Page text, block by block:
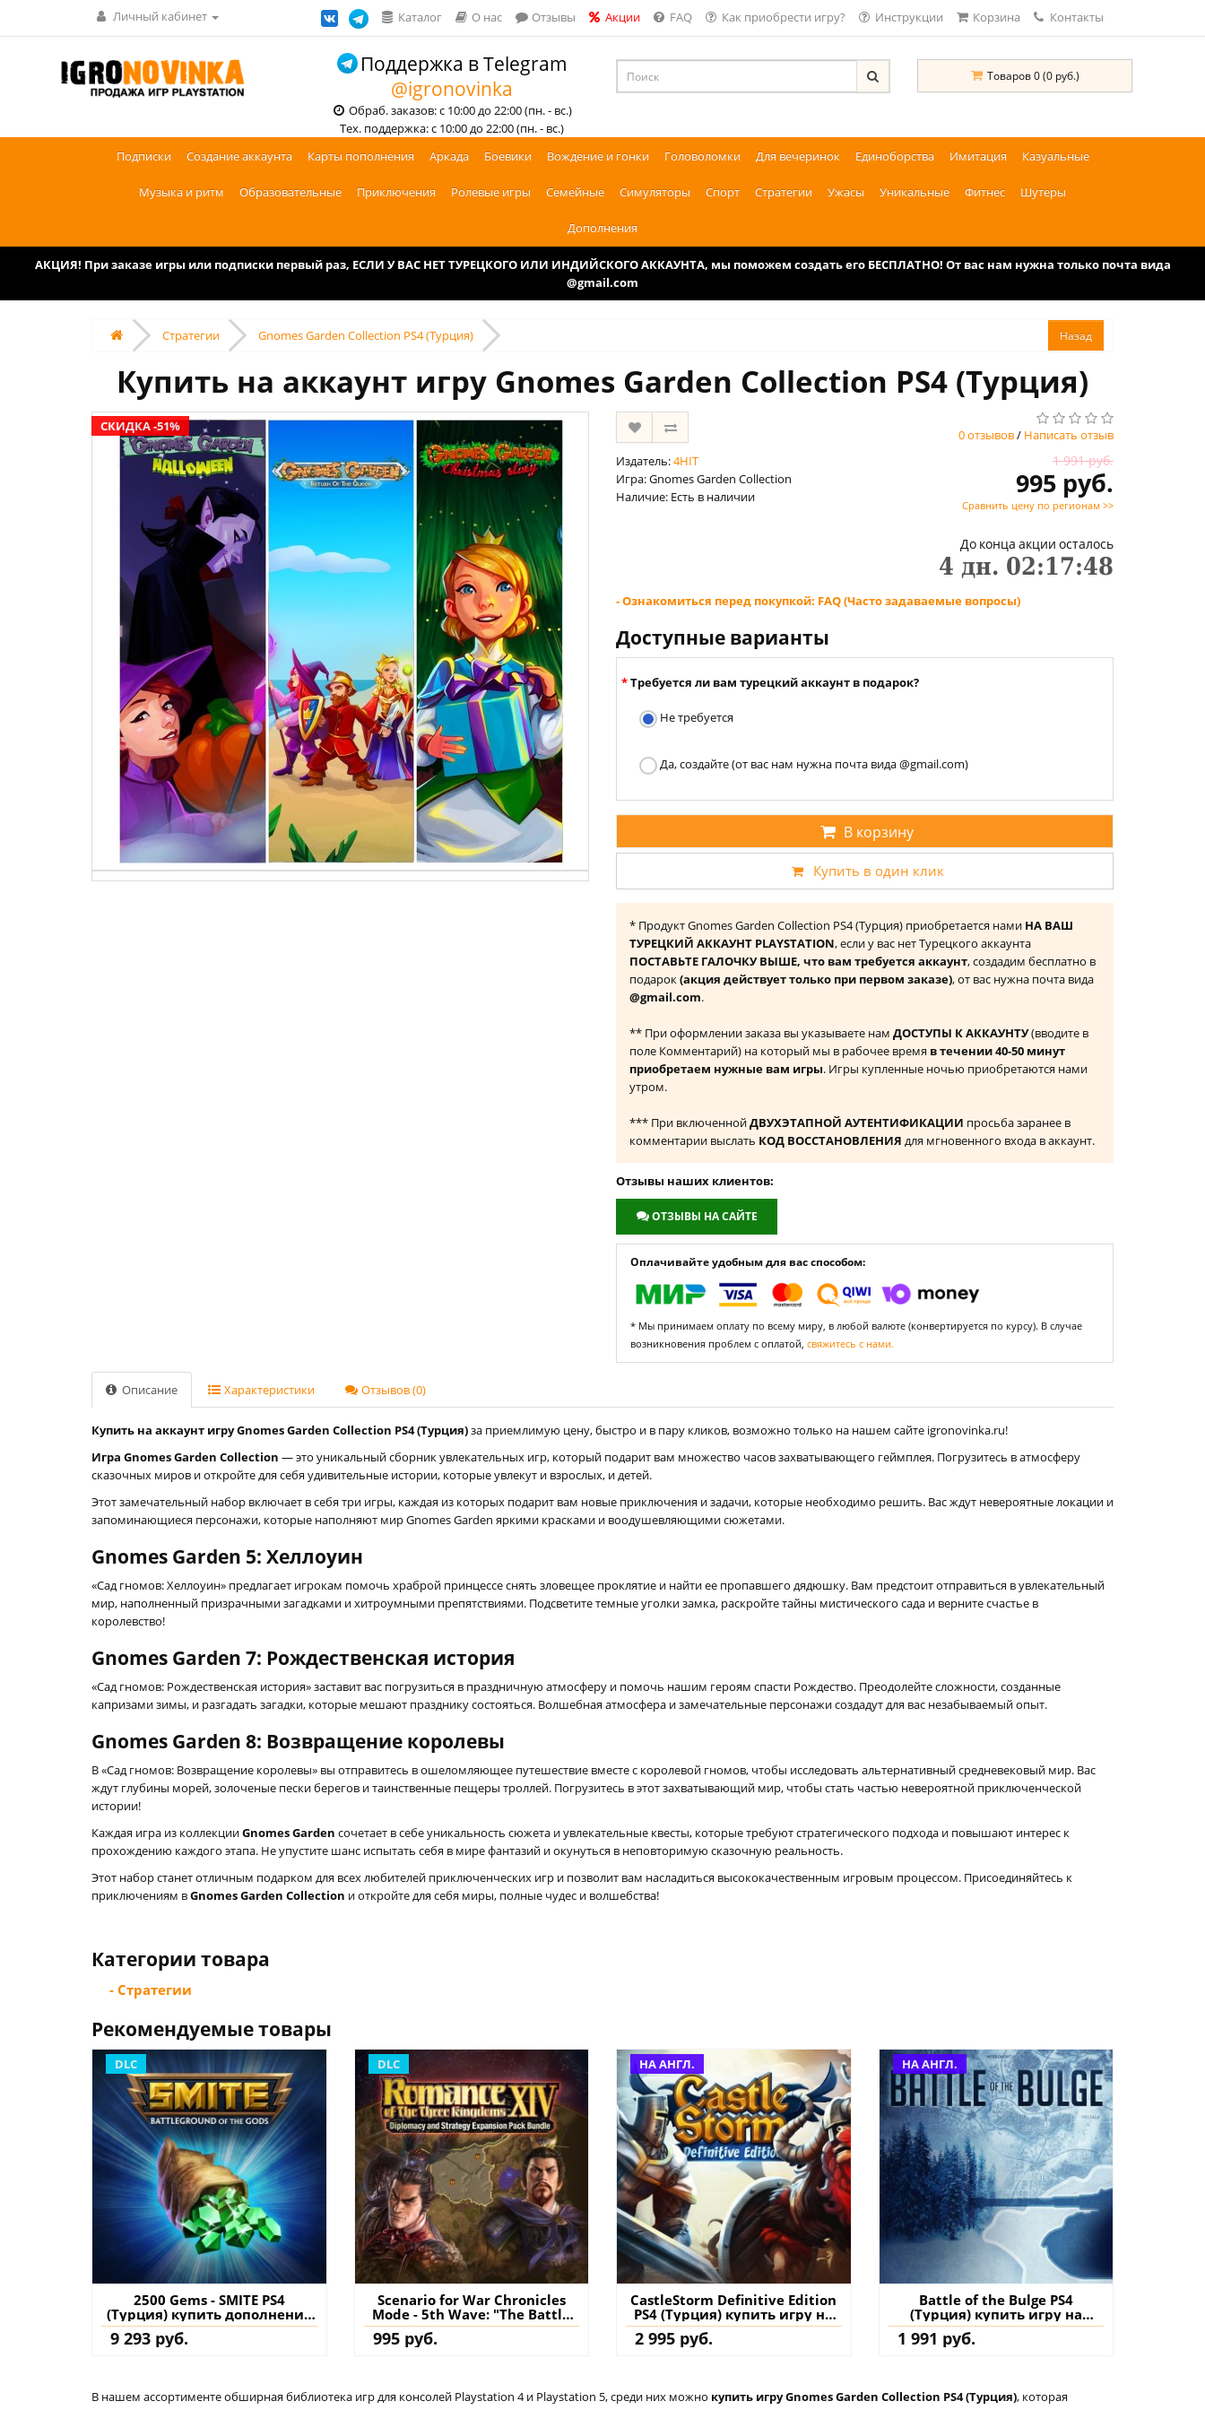
Личный кабинет Каталог О нас Отзывы Акции FAQ Как приобрести игру? Инструкции Корзина Контакты
Поддержка в Telegram
@igronovinka
Обраб. заказов: с 10:00 до 22:00 (пн. - вс.)
Тех. поддержка: с 10:00 до 22:00 (пн. - вс.)
Товаров 0 (0 руб.)
Подписки Создание аккаунта Карты пополнения Аркада Боевики Вождение и гонки Головоломки Для вечеринок Единоборства Имитация Казуальные
Музыка и ритм Образовательные Приключения Ролевые игры Семейные Симуляторы Спорт Стратегии Ужасы Уникальные Фитнес Шутеры
Дополнения
АКЦИЯ! При заказе игры или подписки первый раз, ЕСЛИ У ВАС НЕТ ТУРЕЦКОГО ИЛИ ИНДИЙСКОГО АККАУНТА, мы поможем создать его БЕСПЛАТНО! От вас нам нужна только почта вида
@gmail.com
Стратегии Gnomes Garden Collection PS4 (Турция)
Купить на аккаунт игру Gnomes Garden Collection PS4 (Турция)
СКИДКА -51%
0 отзывов/ Написать отзыв
Издатель:4HIT
Игра: Gnomes Garden Collection
Наличие: Есть в наличии
1 991 руб.
995 руб.
Сравнить цену по регионам >>
До конца акции осталось
4 дн. 02:17:47
- Ознакомиться перед покупкой: FAQ (Часто задаваемые вопросы)
Доступные варианты
Требуется ли вам турецкий аккаунт в подарок?
Не требуется
Да, создайте (от вас нам нужна почта вида @gmail.com)
В корзину
Купить в один клик
* Продукт Gnomes Garden Collection PS4 (Турция) приобретается нами НА ВАШ
ТУРЕЦКИЙ АККАУНТ PLAYSTATION, если у вас нет Турецкого аккаунта
ПОСТАВЬТЕ ГАЛОЧКУ ВЫШЕ, что вам требуется аккаунт, создадим бесплатно в
подарок(акция действует только при первом заказе), от вас нужна почта вида
@gmail.com.
** При оформлении заказа вы указываете нам ДОСТУПЫ К АККАУНТУ(вводите в
поле Комментарий) на который мы в рабочее время в течении 40-50 минут
приобретаем нужные вам игры. Игры купленные ночью приобретаются нами
утром.
*** При включеннойДВУХЭТАПНОЙ АУТЕНТИФИКАЦИИ просьба заранее в
комментарии выслать КОД ВОССТАНОВЛЕНИЯ для мгновенного входа в аккаунт.
Отзывы наших клиентов:
ОТЗЫВЫ НА САЙТЕ
Оплачивайте удобным для вас способом:
* Мы принимаем оплату по всему миру, в любой валюте (конвертируется по курсу). В случае
возникновения проблем с оплатой, свяжитесь с нами.
Описание Характеристики Отзывов (0)
Купить на аккаунт игру Gnomes Garden Collection PS4 (Турция)за приемлимую цену, быстро и в пару кликов, возможно только на нашем сайте igronovinka.ru!
Игра Gnomes Garden Collection — это уникальный сборник увлекательных игр, который подарит вам множество часов захватывающего геймплея. Погрузитесь в атмосферу
сказочных миров и откройте для себя удивительные истории, которые увлекут и взрослых, и детей.
Этот замечательный набор включает в себя три игры, каждая из которых подарит вам новые приключения и задачи, которые необходимо решить. Вас ждут невероятные локации и
запоминающиеся персонажи, которые наполняют мир Gnomes Garden яркими красками и воодушевляющими сюжетами.
Gnomes Garden 5: Хеллоуин
«Сад гномов: Хеллоуин» предлагает игрокам помочь храброй принцессе снять зловещее проклятие и найти ее пропавшего дядюшку. Вам предстоит отправиться в увлекательный
мир, наполненный призрачными загадками и хитроумными препятствиями. Подсветите темные уголки замка, раскройте тайны мистического сада и верните счастье в
королевство!
Gnomes Garden 7: Рождественская история
«Сад гномов: Рождественская история» заставит вас погрузиться в праздничную атмосферу и помочь нашим героям спасти Рождество. Преодолейте сложности, созданные
капризами зимы, и разгадать загадки, которые мешают празднику состояться. Волшебная атмосфера и замечательные персонажи создадут для вас незабываемый опыт.
Gnomes Garden 8: Возвращение королевы
В «Сад гномов: Возвращение королевы» вы отправитесь в ошеломляющее путешествие вместе с королевой гномов, чтобы исследовать альтернативный средневековый мир. Вас
ждут глубины морей, золоченые пески берегов и таинственные пещеры троллей. Погрузитесь в этот захватывающий мир, чтобы стать частью невероятной приключенческой
истории!
Каждая игра из коллекцииGnomes Garden сочетает в себе уникальность сюжета и увлекательные квесты, которые требуют стратегического подхода и повышают интерес к
прохождению каждого этапа. Не упустите шанс испытать себя в мире фантазий и окунуться в неповторимую сказочную реальность.
Этот набор станет отличным подарком для всех любителей приключенческих игр и позволит вам насладиться высококачественным игровым процессом. Присоединяйтесь к
приключениям вGnomes Garden Collection и откройте для себя миры, полные чудес и волшебства!
Категории товара
- Стратегии
Рекомендуемые товары
DLC
2500 Gems - SMITE PS4
(Турция) купить дополнение
на аккаунт
9 293 руб.
DLC
Scenario for War Chronicles
Mode - 5th Wave: "The Battle
for Yan Province" - Romance of
the Three Kingdoms XIV PS4
995 руб.
НА АНГЛ.
CastleStorm Definitive Edition
PS4 (Турция) купить игру на
аккаунт
2 995 руб.
НА АНГЛ.
Battle of the Bulge PS4
(Турция) купить игру на
аккаунт
1 991 руб.
В нашем ассортименте обширная библиотека игр для консолей Playstation 4 и Playstation 5, среди них можно купить игру Gnomes Garden Collection PS4 (Турция), которая